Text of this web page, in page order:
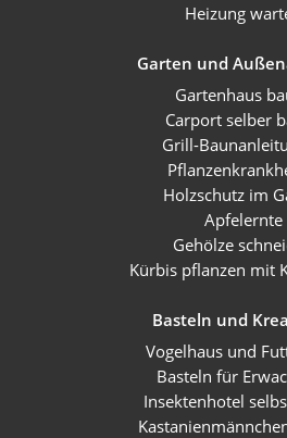
Heizung
Garten und
Gartenhaus
Carport selber
Grill-
Holzschutz im
Apfelernte
Gehölze
Kürbis pflanzen mit
Basteln und
Vogelhaus und
Basteln für
Insektenhotel